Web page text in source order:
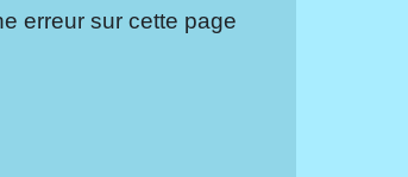
erreur sur cette page